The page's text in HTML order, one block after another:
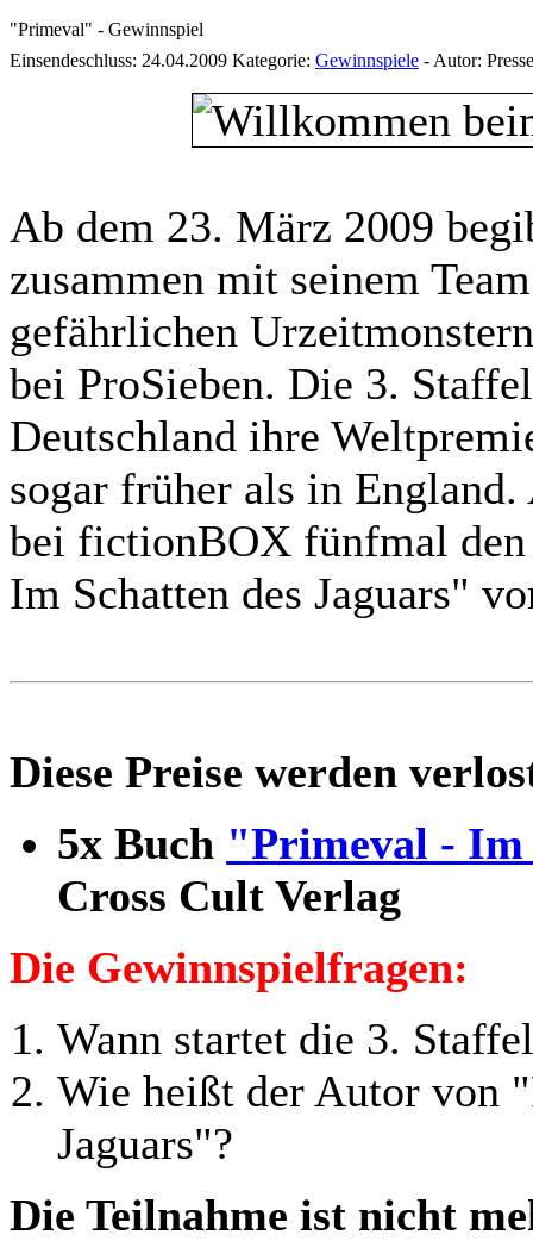
"Primeval" - Gewinnspiel
Einsendeschluss: 24.04.2009 Kategorie: Gewinnspiele - Autor:
Ab dem 23. März 2009
zusammen mit seinem
gefährlichen
bei ProSieben. Die 3.
Deutschland ihre
sogar früher als in
bei fictionBOX fünfmal den
Im Schatten des Jaguars"
Diese Preise werden
5x Buch "Primeval - Im
Cross Cult Verlag
Die Gewinnspielfragen:
Wann startet die 3.
Wie heißt der Autor von
Jaguars"?
Die Teilnahme ist nicht